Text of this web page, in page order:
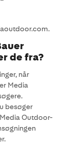
de fra?
når
Media
besøger
Outdoor-